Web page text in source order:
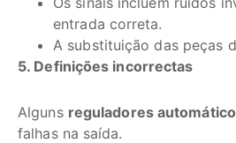
entrada correta.
A substituição das peças
5. Definições incorrectas
Alguns reguladores
falhas na saída.